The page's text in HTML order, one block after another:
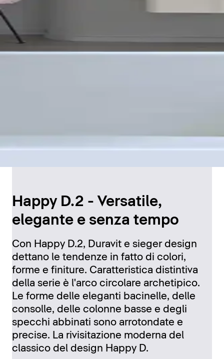
Happy D.2 - Versatile,
elegante e senza tempo
Con Happy D.2, Duravit e sieger design
dettano le tendenze in fatto di colori,
forme e finiture. Caratteristica distintiva
della serie è l'arco circolare archetipico.
Le forme delle eleganti bacinelle, delle
consolle, delle colonne basse e degli
specchi abbinati sono arrotondate e
precise. La rivisitazione moderna del
classico del design Happy D.